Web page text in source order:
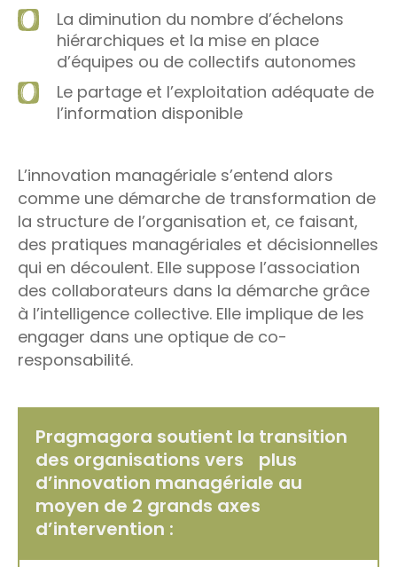
La diminution du nombre d’échelons
hiérarchiques et la mise en place
d’équipes ou de collectifs autonomes
Le partage et l’exploitation adéquate de
l’information disponible
L’innovation managériale s’entend alors
comme une démarche de transformation de
la structure de l’organisation et, ce faisant,
des pratiques managériales et décisionnelles
qui en découlent. Elle suppose l’association
des collaborateurs dans la démarche grâce
à l’intelligence collective. Elle implique de les
engager dans une optique de co-
responsabilité.
Pragmagora soutient la transition
des organisations vers plus
d’innovation managériale au
moyen de 2 grands axes
d’intervention :